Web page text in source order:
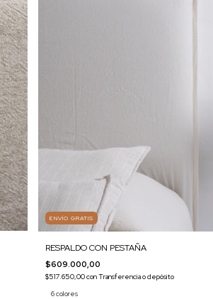
ENVÍO GRATIS
RESPALDO CON PESTAÑA
$609.000,00
$517.650,00conTransferencia o depósito
6 colores